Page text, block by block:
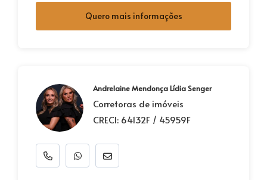
Quero mais informações
Andrelaine Mendonça Lídia Senger
Corretoras de imóveis
CRECI: 64132F / 45959F